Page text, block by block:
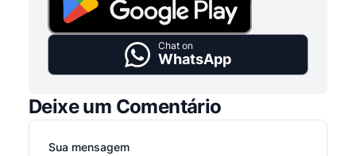
Chat on
WhatsApp
Deixe um Comentário
Sua mensagem